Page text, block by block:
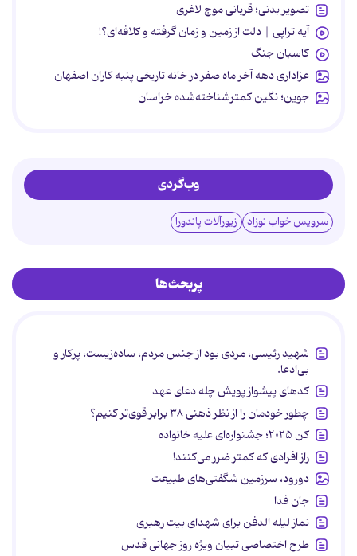
تصویر بدنی؛ قربانی موج لاغری
آیه تراپی | دلت از زمین و زمان گرفته و کلافه‌ای؟!
کاسبان جنگ
عزاداری دهه آخر ماه صفر در خانه تاریخی پنبه کاران اصفهان
جوین؛ نگین کمترشناخته‌شده خراسان
وب‌گردی
سرویس خواب نوزاد زیورآلات پاندورا
پربحث‌ها
شهید رئیسی، مردی بود از جنس مردم، ساده‌زیست، پرکار و
بی‌ادعا.
کدهای پیشواز پویش چله دعای عهد
چطور خودمان را از نظر ذهنی ۳۸ برابر قوی‌تر کنیم؟
کن ۲۰۲۵؛ جشنواره‌ای علیه خانواده
راز افرادی که کمتر ضرر می‌کنند!
دورود، سرزمین شگفتی‌های طبیعت
جان فدا
نماز لیله الدفن برای شهدای بیت رهبری
طرح اختصاصی تبیان ویژه روز جهانی قدس